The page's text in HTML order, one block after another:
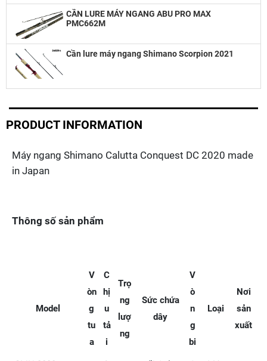
CẦN LURE MÁY NGANG ABU PRO MAX
PMC662M
Cần lure máy ngang Shimano Scorpion 2021
PRODUCT INFORMATION
Máy ngang Shimano Calutta Conquest DC 2020 made
in Japan
Thông số sản phẩm
Model
V
òn
g
tu
a
C
hị
u
tả
i
Trọ
ng
lượ
ng
Sức chứa
dây
V
ò
n
g
bi
Loại
Nơi
sản
xuất